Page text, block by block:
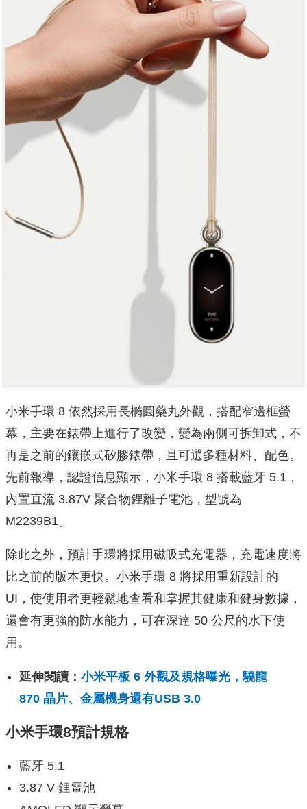
小米手環 8 依然採用長橢圓藥丸外觀，搭配窄邊框螢
幕，主要在錶帶上進行了改變，變為兩側可拆卸式，不
再是之前的鑲嵌式矽膠錶帶，且可選多種材料、配色。
先前報導，認證信息顯示，小米手環 8 搭載藍牙 5.1，
內置直流 3.87V 聚合物鋰離子電池，型號為
M2239B1。
除此之外，預計手環將採用磁吸式充電器，充電速度將
比之前的版本更快。小米手環 8 將採用重新設計的
UI，使使用者更輕鬆地查看和掌握其健康和健身數據，
還會有更強的防水能力，可在深達 50 公尺的水下使
用。
延伸閱讀： 小米平板 6 外觀及規格曝光，驍龍
870 晶片、金屬機身還有USB 3.0
小米手環8預計規格
藍牙 5.1
3.87 V 鋰電池